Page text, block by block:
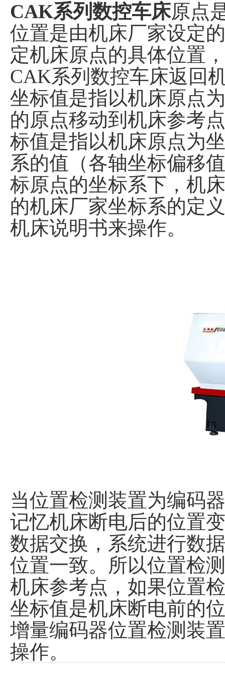
CAK系列数控车床原点
位置是由机床厂家设定
定机床原点的具体位置
CAK系列数控车床返回
坐标值是指以机床原点
的原点移动到机床参考
标值是指以机床原点为
系的值（各轴坐标偏移
标原点的坐标系下，机
的机床厂家坐标系的定
机床说明书来操作。
当位置检测装置为编码
记忆机床断电后的位置
数据交换，系统进行数
位置一致。所以位置检
机床参考点，如果位置
坐标值是机床断电前的
增量编码器位置检测装
操作。